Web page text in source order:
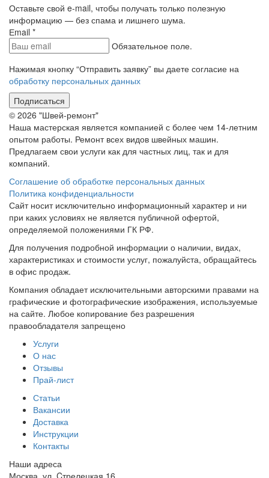
Оставьте свой e-mail, чтобы получать только полезную
информацию — без спама и лишнего шума.
Еmail *
Обязательное поле.
Нажимая кнопку “Отправить заявку” вы даете согласие на
обработку персональных данных
Подписаться
© 2026 "Швей-ремонт"
Наша мастерская является компанией с более чем 14-летним
опытом работы. Ремонт всех видов швейных машин.
Предлагаем свои услуги как для частных лиц, так и для
компаний.
Соглашение об обработке персональных данных
Политика конфиденциальности
Сайт носит исключительно информационный характер и ни
при каких условиях не является публичной офертой,
определяемой положениями ГК РФ.
Для получения подробной информации о наличии, видах,
характеристиках и стоимости услуг, пожалуйста, обращайтесь
в офис продаж.
Компания обладает исключительными авторскими правами на
графические и фотографические изображения, используемые
на сайте. Любое копирование без разрешения
правообладателя запрещено
Услуги
О нас
Отзывы
Прай-лист
Статьи
Вакансии
Доставка
Инструкции
Контакты
Наши адреса